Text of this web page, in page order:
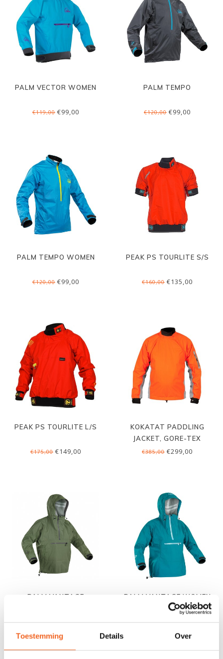
Toestemming Details Over
PALM VECTOR WOMEN
€119,00 €99,00
PALM TEMPO
€120,00 €99,00
PALM TEMPO WOMEN
€120,00 €99,00
PEAK PS TOURLITE S/S
€160,00 €135,00
PEAK PS TOURLITE L/S
€175,00 €149,00
KOKATAT PADDLING
JACKET, GORE-TEX
€385,00 €299,00
PALM VANTAGE
€159,00€129,00
PALM VANTAGE WOMEN
€159,00€129,00